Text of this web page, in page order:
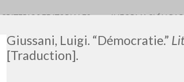
Giussani, Luigi. “Démocratie.”
[Traduction].
CRITERIOS EDITORIALES INFORMACIÓN